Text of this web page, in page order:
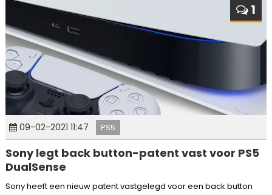
1
09-02-2021 11:47 PS5
Sony legt back button-patent vast voor PS5
DualSense
Sony heeft een nieuw patent vastgelegd voor een back button